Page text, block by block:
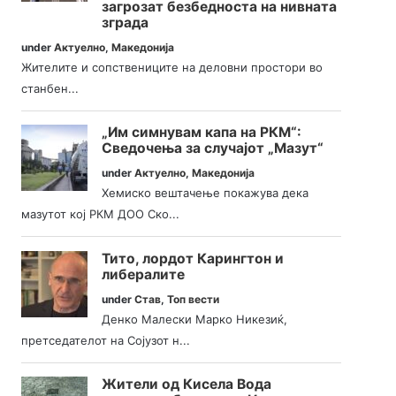
загрозат безбедноста на нивната
зграда
underАктуелно,Македонија
Жителите и сопствениците на деловни простори во
станбен...
„Им симнувам капа на РКМ“:
Сведочења за случајот „Мазут“
underАктуелно,Македонија
Хемиско вештачење покажува дека
мазутот кој РКМ ДОО Ско...
Тито, лордот Карингтон и
либералите
underСтав,Топ вести
Денко Малески Марко Никезиќ,
претседателот на Сојузот н...
Жители од Кисела Вода